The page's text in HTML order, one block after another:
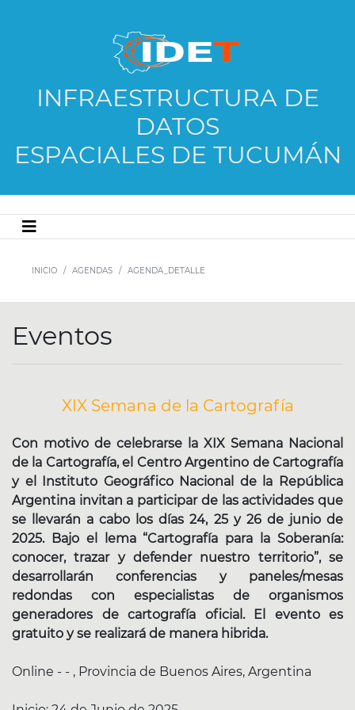
INFRAESTRUCTURA DE
DATOS
ESPACIALES DE TUCUMÁN
INICIO AGENDAS AGENDA_DETALLE
Eventos
XIX Semana de la Cartografía
Con motivo de celebrarse la XIX Semana Nacional
de la Cartografía, el Centro Argentino de Cartografía
y el Instituto Geográfico Nacional de la República
Argentina invitan a participar de las actividades que
se llevarán a cabo los días 24, 25 y 26 de junio de
2025. Bajo el lema “Cartografía para la Soberanía:
conocer, trazar y defender nuestro territorio”, se
desarrollarán conferencias y paneles/mesas
redondas con especialistas de organismos
generadores de cartografía oficial. El evento es
gratuito y se realizará de manera hibrida.
Online - - , Provincia de Buenos Aires, Argentina